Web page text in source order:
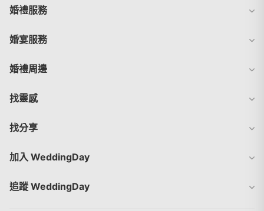
婚禮服務
婚宴服務
婚禮周邊
找靈感
找分享
加入 WeddingDay
追蹤 WeddingDay